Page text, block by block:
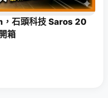
石頭科技 Saros 20
箱